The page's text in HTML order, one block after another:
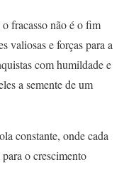
fracasso não é o fim
valiosas e forças para a
com humildade e
a semente de um
constante, onde cada
o crescimento